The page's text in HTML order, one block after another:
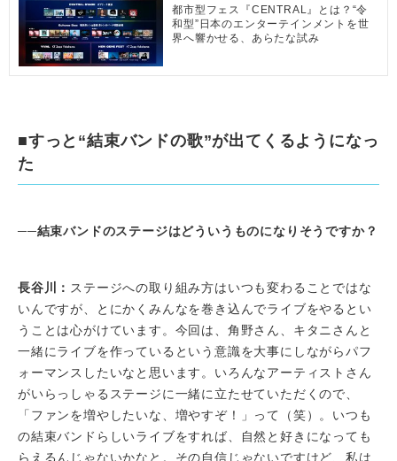
都市型フェス『CENTRAL』とは？“令
和型”日本のエンターテインメントを世
界へ響かせる、あらたな試み
■すっと“結束バンドの歌”が出てくるようになっ
た
──結束バンドのステージはどういうものになりそうですか？
長谷川： ステージへの取り組み方はいつも変わることではな
いんですが、とにかくみんなを巻き込んでライブをやるとい
うことは心がけています。今回は、角野さん、キタニさんと
一緒にライブを作っているという意識を大事にしながらパフ
ォーマンスしたいなと思います。いろんなアーティストさん
がいらっしゃるステージに一緒に立たせていただくので、
「ファンを増やしたいな、増やすぞ！」って（笑）。いつも
の結束バンドらしいライブをすれば、自然と好きになっても
らえるんじゃないかなと。その自信じゃないですけど、私は